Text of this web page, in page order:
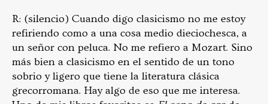
R: (silencio) Cuando digo clasicismo no me estoy
refiriendo como a una cosa medio dieciochesca, a
un señor con peluca. No me refiero a Mozart. Sino
más bien a clasicismo en el sentido de un tono
sobrio y ligero que tiene la literatura clásica
grecorromana. Hay algo de eso que me interesa.